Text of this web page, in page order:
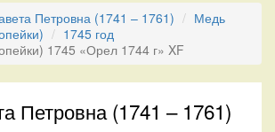
Петровна (1741 – 1761)
Медь
1745 год
1745 «Орел 1744 г» XF
Петровна (1741 – 1761)